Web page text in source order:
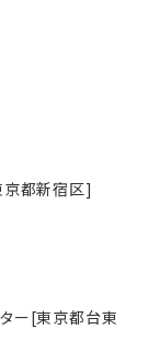
京都新宿区]
ー[東京都台東